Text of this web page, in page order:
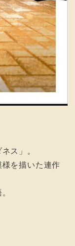
ス」。
を描いた連作